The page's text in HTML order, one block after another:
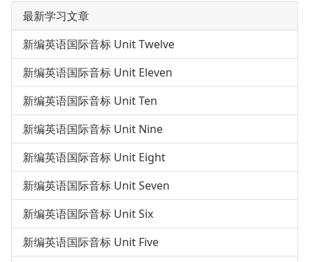
最新学习文章
新编英语国际音标 Unit Twelve
新编英语国际音标 Unit Eleven
新编英语国际音标 Unit Ten
新编英语国际音标 Unit Nine
新编英语国际音标 Unit Eight
新编英语国际音标 Unit Seven
新编英语国际音标 Unit Six
新编英语国际音标 Unit Five